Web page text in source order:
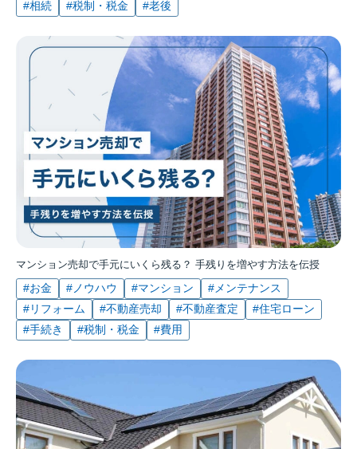
#相続
#税制・税金 #老後
マンション売却で手元にいくら残る？ 手残りを増やす方法を伝授
#お金 #ノウハウ #マンション
#メンテナンス
#リフォーム
#不動産売却 #不動産査定
#住宅ローン
#手続き
#税制・税金 #費用